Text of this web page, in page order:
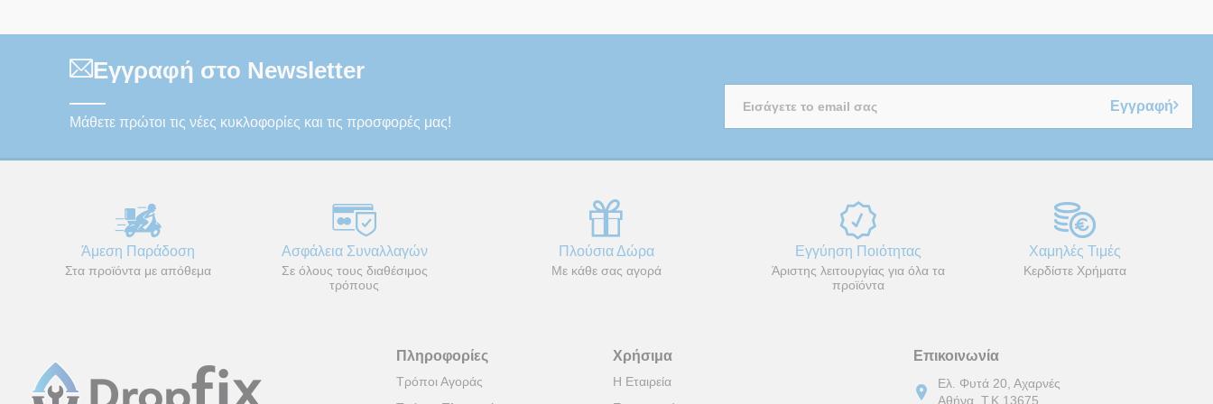
Εγγραφή στο Newsletter
Μάθετε πρώτοι τις νέες κυκλοφορίες και τις προσφορές μας!
Εγγραφή
Άμεση Παράδοση
Στα προϊόντα με απόθεμα
Ασφάλεια Συναλλαγών
Σε όλους τους διαθέσιμος
τρόπους
Πλούσια Δώρα
Με κάθε σας αγορά
Εγγύηση Ποιότητας
Άριστης λειτουργίας για όλα τα
προϊόντα
Χαμηλές Τιμές
Κερδίστε Χρήματα
Πληροφορίες
Τρόποι Αγοράς
Χρήσιμα
Η Εταιρεία
Επικοινωνία
Ελ. Φυτά 20, Αχαρνές
Αθήνα, Τ.Κ.13675